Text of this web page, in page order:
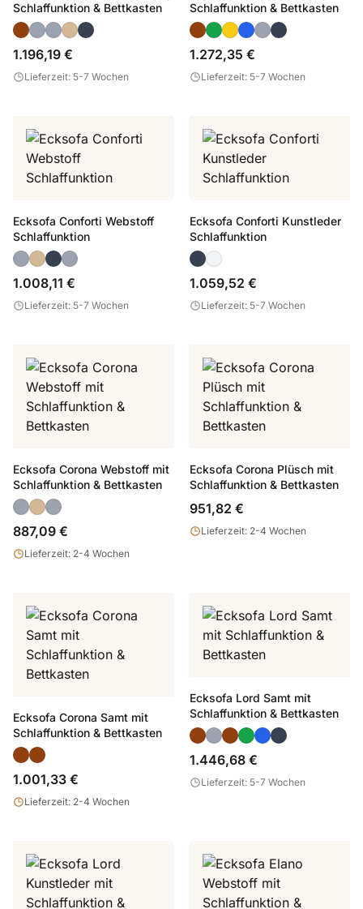
Schlaffunktion & Bettkasten
1.196,19 €
Lieferzeit: 5-7 Wochen
Schlaffunktion & Bettkasten
1.272,35 €
Lieferzeit: 5-7 Wochen
Ecksofa Conforti Webstoff
Schlaffunktion
1.008,11 €
Lieferzeit: 5-7 Wochen
Ecksofa Conforti Kunstleder
Schlaffunktion
1.059,52 €
Lieferzeit: 5-7 Wochen
Ecksofa Corona Webstoff mit
Schlaffunktion & Bettkasten
887,09 €
Lieferzeit: 2-4 Wochen
Ecksofa Corona Plüsch mit
Schlaffunktion & Bettkasten
951,82 €
Lieferzeit: 2-4 Wochen
Ecksofa Corona Samt mit
Schlaffunktion & Bettkasten
1.001,33 €
Lieferzeit: 2-4 Wochen
Ecksofa Lord Samt mit
Schlaffunktion & Bettkasten
1.446,68 €
Lieferzeit: 5-7 Wochen